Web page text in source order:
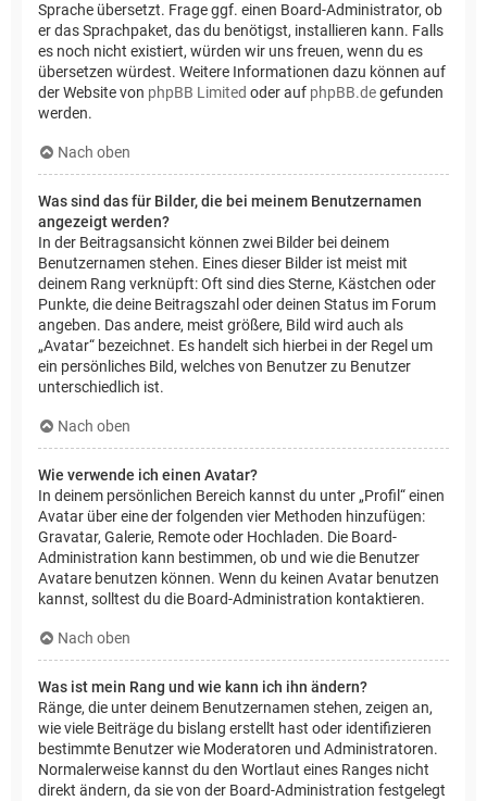
Sprache übersetzt. Frage ggf. einen Board-Administrator, ob
er das Sprachpaket, das du benötigst, installieren kann. Falls
es noch nicht existiert, würden wir uns freuen, wenn du es
übersetzen würdest. Weitere Informationen dazu können auf
der Website von phpBB Limited oder auf phpBB.degefunden
werden.
Nach oben
Was sind das für Bilder, die bei meinem Benutzernamen
angezeigt werden?
In der Beitragsansicht können zwei Bilder bei deinem
Benutzernamen stehen. Eines dieser Bilder ist meist mit
deinem Rang verknüpft: Oft sind dies Sterne, Kästchen oder
Punkte, die deine Beitragszahl oder deinen Status im Forum
angeben. Das andere, meist größere, Bild wird auch als
„Avatar“ bezeichnet. Es handelt sich hierbei in der Regel um
ein persönliches Bild, welches von Benutzer zu Benutzer
unterschiedlich ist.
Nach oben
Wie verwende ich einen Avatar?
In deinem persönlichen Bereich kannst du unter „Profil“ einen
Avatar über eine der folgenden vier Methoden hinzufügen:
Gravatar, Galerie, Remote oder Hochladen. Die Board-
Administration kann bestimmen, ob und wie die Benutzer
Avatare benutzen können. Wenn du keinen Avatar benutzen
kannst, solltest du die Board-Administration kontaktieren.
Nach oben
Was ist mein Rang und wie kann ich ihn ändern?
Ränge, die unter deinem Benutzernamen stehen, zeigen an,
wie viele Beiträge du bislang erstellt hast oder identifizieren
bestimmte Benutzer wie Moderatoren und Administratoren.
Normalerweise kannst du den Wortlaut eines Ranges nicht
direkt ändern, da sie von der Board-Administration festgelegt